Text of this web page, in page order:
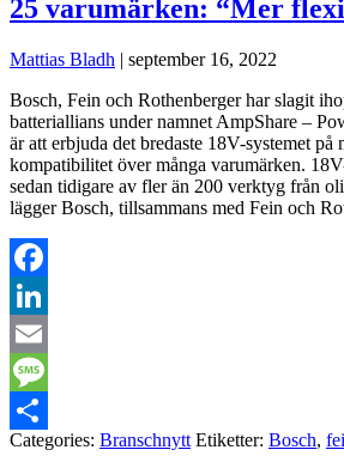
25 varumärken: “Mer
Mattias Bladh | september 16, 2022
Bosch, Fein och Rothenberger har slagit
batteriallians under namnet AmpShare –
är att erbjuda det bredaste 18V-systemet på
kompatibilitet över många varumärken.
sedan tidigare av fler än 200 verktyg från
lägger Bosch, tillsammans med Fein och
Facebook
LinkedIn
Email
Message
Dela
Categories: Branschnytt Etiketter: Bosch,